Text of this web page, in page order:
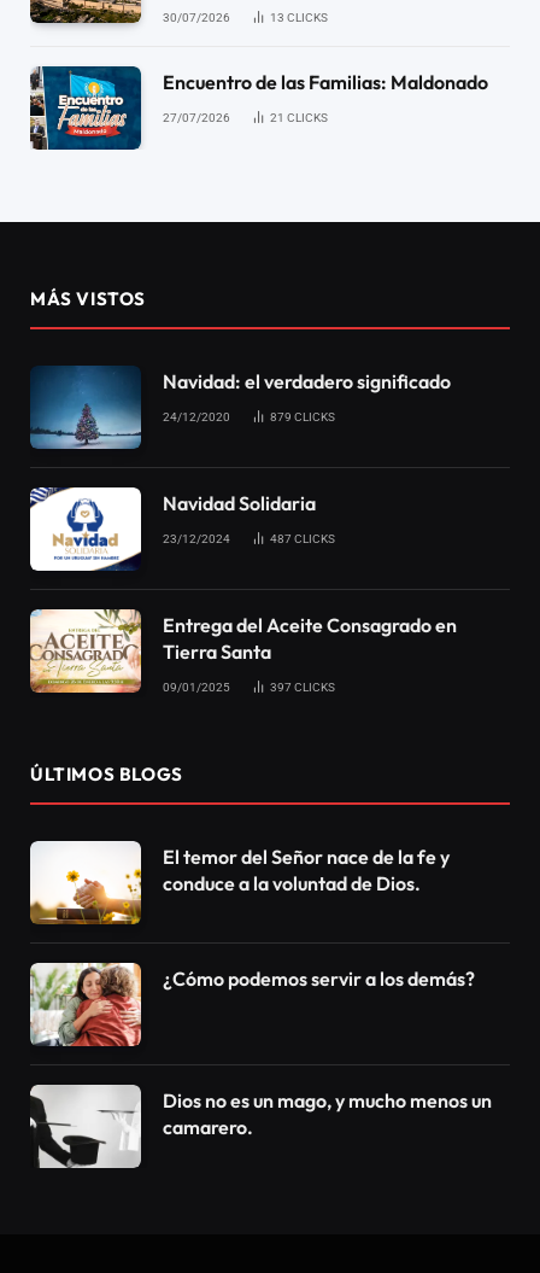
30/07/2026 13 CLICKS
Encuentro de las Familias: Maldonado
27/07/2026 21 CLICKS
MÁS VISTOS
Navidad: el verdadero significado
24/12/2020 879 CLICKS
Navidad Solidaria
23/12/2024 487 CLICKS
Entrega del Aceite Consagrado en
Tierra Santa
09/01/2025 397 CLICKS
ÚLTIMOS BLOGS
El temor del Señor nace de la fe y
conduce a la voluntad de Dios.
¿Cómo podemos servir a los demás?
Dios no es un mago, y mucho menos un
camarero.